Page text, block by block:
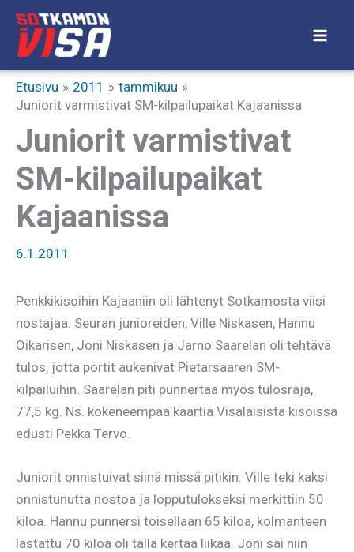
Siirry
sisältöön
Etusivu 2011
tammikuu
Juniorit varmistivat SM-kilpailupaikat Kajaanissa
Juniorit varmistivat
SM-kilpailupaikat
Kajaanissa
6.1.2011
Penkkikisoihin Kajaaniin oli lähtenyt Sotkamosta viisi
nostajaa. Seuran junioreiden, Ville Niskasen, Hannu
Oikarisen, Joni Niskasen ja Jarno Saarelan oli tehtävä
tulos, jotta portit aukenivat Pietarsaaren SM-
kilpailuihin. Saarelan piti punnertaa myös tulosraja,
77,5 kg. Ns. kokeneempaa kaartia Visalaisista kisoissa
edusti Pekka Tervo.
Juniorit onnistuivat siinä missä pitikin. Ville teki kaksi
onnistunutta nostoa ja lopputulokseksi merkittiin 50
kiloa. Hannu punnersi toisellaan 65 kiloa, kolmanteen
lastattu 70 kiloa oli tällä kertaa liikaa. Joni sai niin